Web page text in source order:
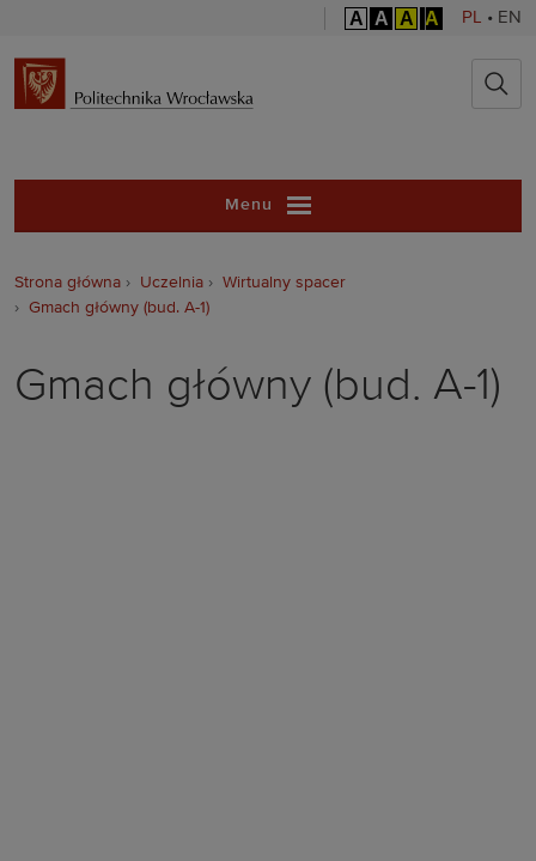
A A A A PL • EN
Politechnika
Menu
Strona główna Uczelnia
Wirtualny spacer
Gmach główny (bud. A-1)
Gmach główny (bud. A-1)